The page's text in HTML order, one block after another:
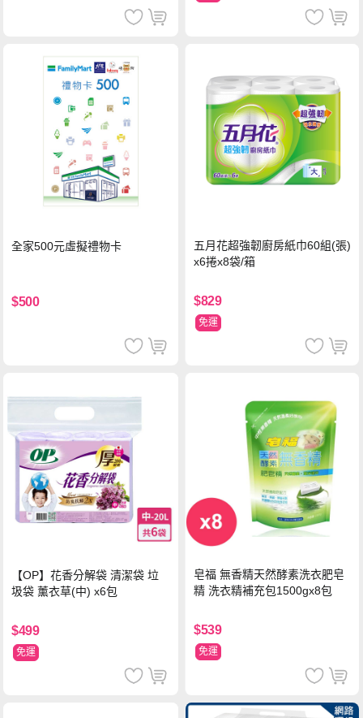
全家500元虛擬禮物卡
$500
五月花超強韌廚房紙巾60組(張)
x6捲x8袋/箱
$829
免運
【OP】花香分解袋 清潔袋 垃
圾袋 薰衣草(中) x6包
$499
免運
皂福 無香精天然酵素洗衣肥皂
精 洗衣精補充包1500gx8包
$539
免運